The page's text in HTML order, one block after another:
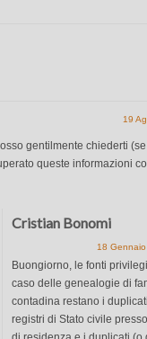
19
gentilmente chiederti
queste informazioni
Cristian Bonomi
18
Buongiorno, le fonti
caso delle genealogie di
contadina restano i
registri di Stato civile